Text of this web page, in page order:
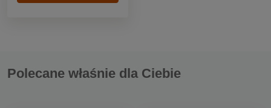
Polecane właśnie dla Ciebie